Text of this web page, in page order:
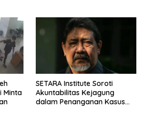
Minta
SETARA Institute Soroti
Akuntabilitas Kejagung
dalam Penanganan Kasus